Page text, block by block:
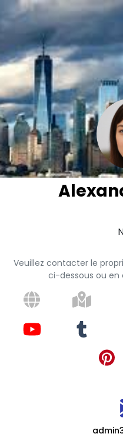
Veuillez contacter le
ci-dessous ou